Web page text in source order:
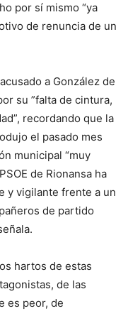
por sí mismo “ya
de renuncia de un
a González de
su ”falta de cintura,
recordando que la
el pasado mes
municipal “muy
de Rionansa ha
y vigilante frente a un
de partido
hartos de estas
de las
es peor, de